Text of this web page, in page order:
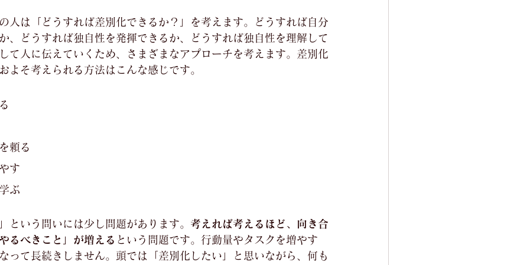
人は「どうすれば差別化できるか？」を考えます。どうすれば自分
、どうすれば独自性を発揮できるか、どうすれば独自性を理解して
人に伝えていくため、さまざまなアプローチを考えます。差別化
よそ考えられる方法はこんな感じです。
頼る
す
ぶ
という問いには少し問題があります。 考えれば考えるほど、向き合
るべきこと」が増える という問題です。行動量やタスクを増やす
って長続きしません。頭では「差別化したい」と思いながら、何も